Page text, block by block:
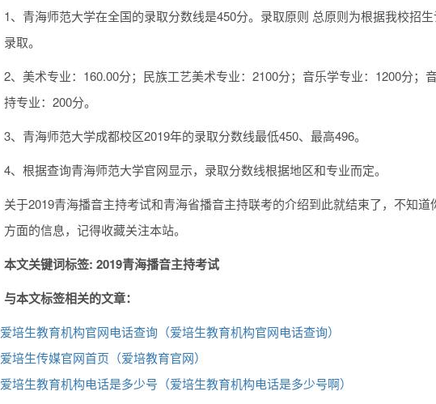
1、青海师范大学在全国的录取分数线是450分。录取原则 总原则为根据我校招
录取。
2、美术专业：160.00分；民族工艺美术专业：2100分；音乐学专业：1200分；
持专业：200分。
3、青海师范大学成都校区2019年的录取分数线最低450、最高496。
4、根据查询青海师范大学官网显示，录取分数线根据地区和专业而定。
关于2019青海播音主持考试和青海省播音主持联考的介绍到此就结束了，不知
方面的信息，记得收藏关注本站。
本文关键词标签: 2019青海播音主持考试
与本文标签相关的文章：
爱培生教育机构官网电话查询（爱培生教育机构官网电话查询）
爱培生传媒官网首页（爱培教育官网）
爱培生教育机构电话是多少号（爱培生教育机构电话是多少号啊）